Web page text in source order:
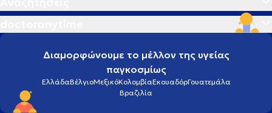
Διαμορφώνουμε το μέλλον της υγείας
παγκοσμίως
ΕλλάδαΒέλγιοΜεξικόΚολομβίαΕκουαδόρΓουατεμάλα
Βραζιλία